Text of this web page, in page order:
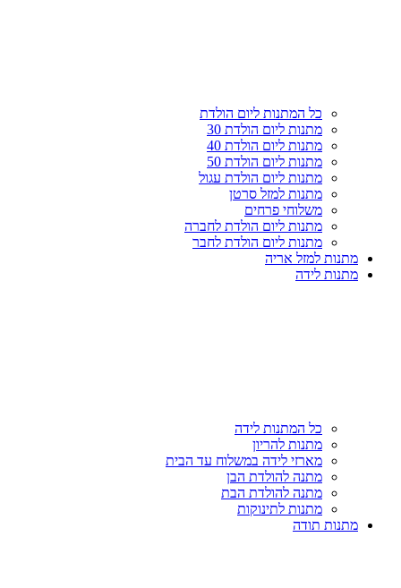
כל המתנות ליום הולדת
מתנות ליום הולדת 30
מתנות ליום הולדת 40
מתנות ליום הולדת 50
מתנות ליום הולדת עגול
מתנות למזל סרטן
משלוחי פרחים
מתנות ליום הולדת לחברה
מתנות ליום הולדת לחבר
מתנות למזל אריה
מתנות לידה
כל המתנות לידה
מתנות להריון
מארזי לידה במשלוח עד הבית
מתנה להולדת הבן
מתנה להולדת הבת
מתנות לתינוקות
מתנות תודה